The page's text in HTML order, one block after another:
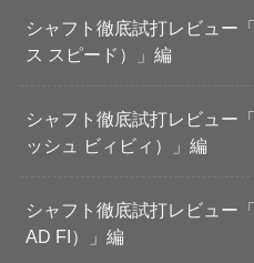
シャフト徹底試打レビュー
ス スピード）」編
シャフト徹底試打レビュー
ッシュ ビィビィ）」編
シャフト徹底試打レビュー
AD FI）」編